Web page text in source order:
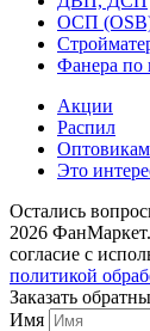
ОСП
Фанера по
Акции
Распил
Оптовикам
Это
Остались
2026
согласие с
политикой
Заказать
Имя